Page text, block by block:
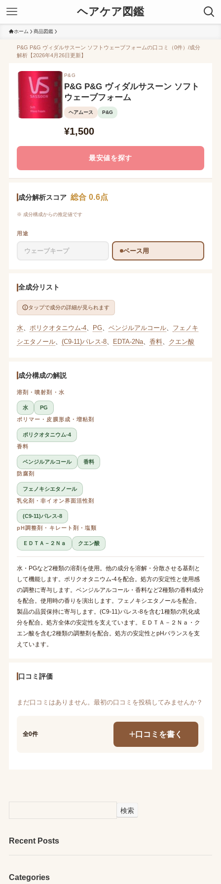
ヘアケア図鑑
ホーム 商品図鑑
P&G P&G ヴィダルサスーン ソフトウェーブフォームの口コミ（0件）/成分
解析【2026年4月26日更新】
P&G
P&G P&G ヴィダルサスーン ソフト
ウェーブフォーム
ヘアムース P&G
¥1,500
最安値を探す
成分解析スコア 総合 0.6点
※ 成分構成からの推定値です
用途
ウェーブキープ ベース用
全成分リスト
タップで成分の詳細が見られます
水 ポリクオタニウム-4、 PG、 ベンジルアルコール、 フェノキ
シエタノール、 (C9-11)パレス-8、 EDTA-2Na、 香料、 クエン酸
成分構成の解説
溶剤・噴射剤・水
水
PG
ポリマー・皮膜形成・増粘剤
ポリクオタニウム-4
香料
ベンジルアルコール
香料
防腐剤
フェノキシエタノール
乳化剤・非イオン界面活性剤
(C9-11)パレス-8
pH調整剤・キレート剤・塩類
ＥＤＴＡ－２Ｎａ クエン酸
水・PGなど2種類の溶剤を使用。他の成分を溶解・分散させる基剤と
して機能します。ポリクオタニウム-4を配合。処方の安定性と使用感
の調整に寄与します。ベンジルアルコール・香料など2種類の香料成分
を配合。使用時の香りを演出します。フェノキシエタノールを配合。
製品の品質保持に寄与します。(C9-11)パレス-8を含む1種類の乳化成
分を配合。処方全体の安定性を支えています。ＥＤＴＡ－２Ｎａ・ク
エン酸を含む2種類の調整剤を配合。処方の安定性とpHバランスを支
えています。
口コミ評価
まだ口コミはありません。最初の口コミを投稿してみませんか？
全0件 口コミを書く
検索
Recent Posts
Categories